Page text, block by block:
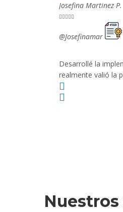
Josefina Martinez P.

@Josefinamar
Desarrollé la
realmente valió la